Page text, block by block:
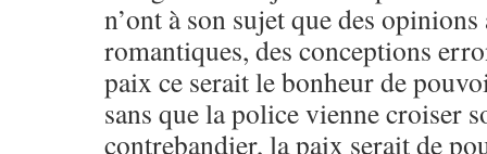
n’ont à son sujet que des
romantiques, des conceptions
paix ce serait le bonheur de
sans que la police vienne croiser
contrebandier, la paix serait de